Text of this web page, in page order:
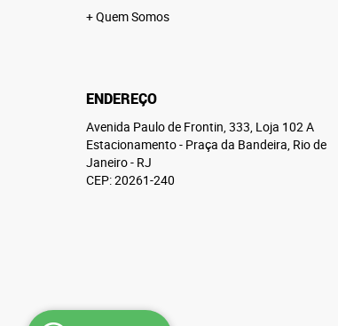
Quem Somos
ENDEREÇO
Avenida Paulo de Frontin, 333, Loja 102 A
Estacionamento- Praça da Bandeira, Rio de
Janeiro- RJ
CEP: 20261-240